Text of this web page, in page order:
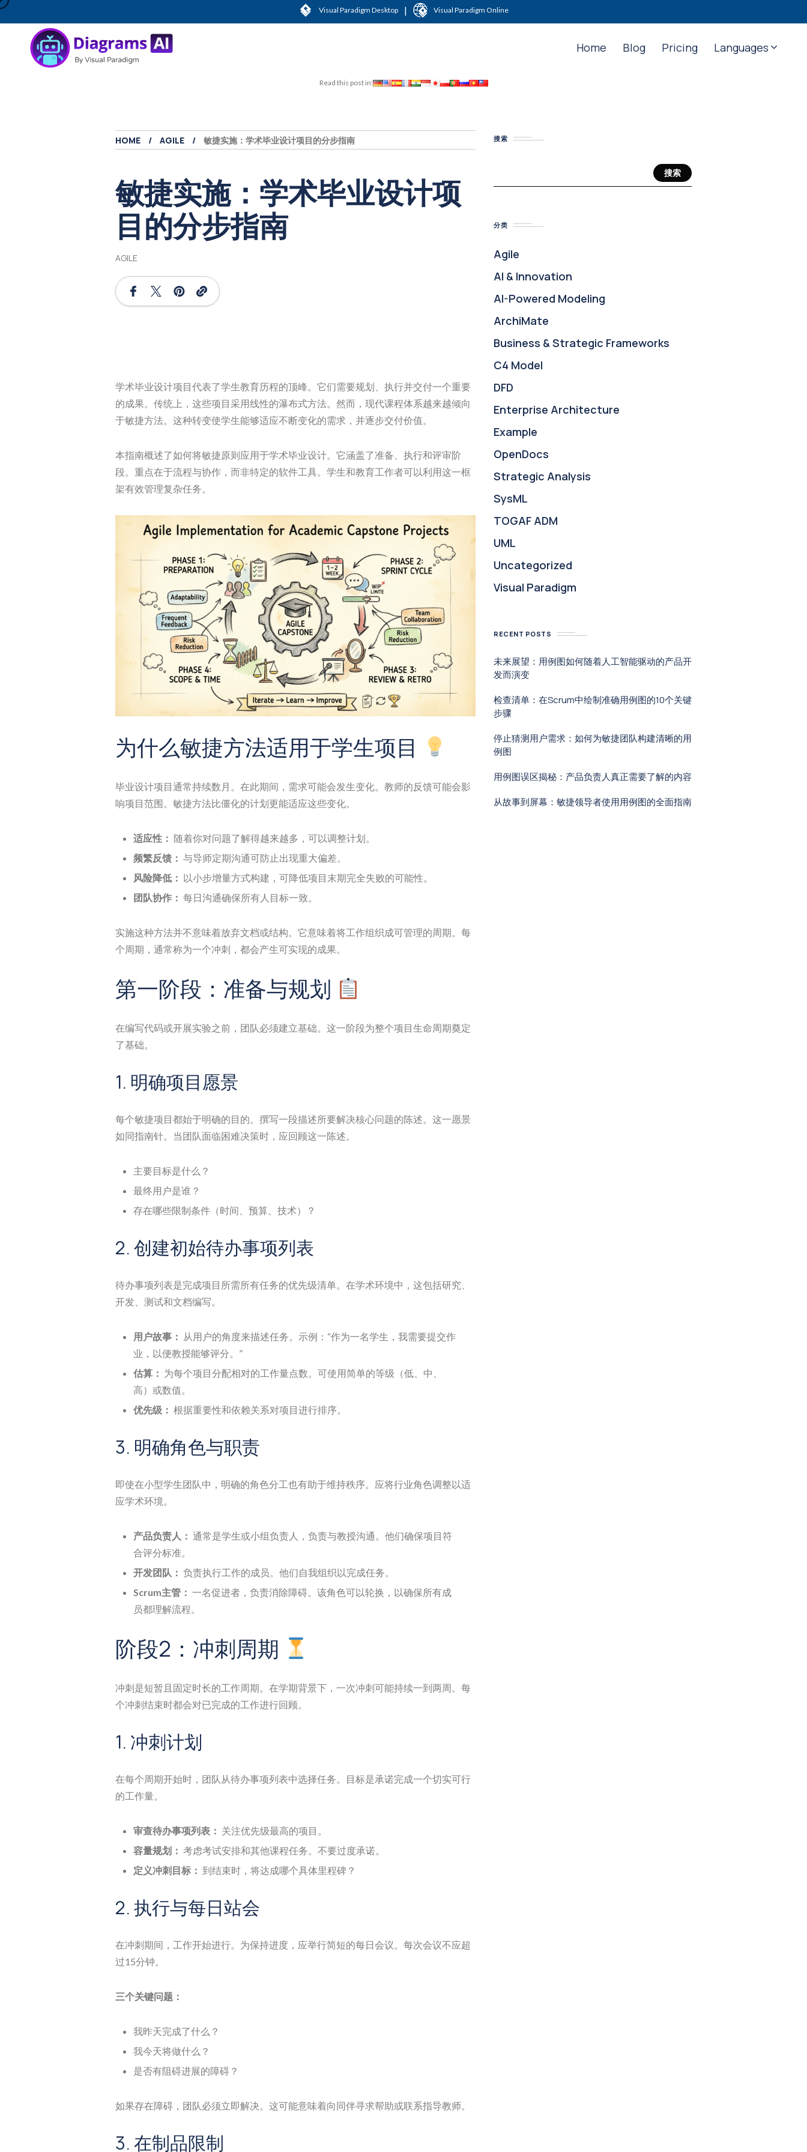
Visual Paradigm Desktop | Visual Paradigm Online
Home Blog Pricing Languages
Read this post in:
HOME AGILE 敏捷实施：学术毕业设计项目的分步指南
敏捷实施：学术毕业设计项
目的分步指南
AGILE
学术毕业设计项目代表了学生教育历程的顶峰。它们需要规划、执行并交付一个重要
的成果。传统上，这些项目采用线性的瀑布式方法。然而，现代课程体系越来越倾向
于敏捷方法。这种转变使学生能够适应不断变化的需求，并逐步交付价值。
本指南概述了如何将敏捷原则应用于学术毕业设计。它涵盖了准备、执行和评审阶
段。重点在于流程与协作，而非特定的软件工具。学生和教育工作者可以利用这一框
架有效管理复杂任务。
为什么敏捷方法适用于学生项目
毕业设计项目通常持续数月。在此期间，需求可能会发生变化。教师的反馈可能会影
响项目范围。敏捷方法比僵化的计划更能适应这些变化。
适应性： 随着你对问题了解得越来越多，可以调整计划。
频繁反馈： 与导师定期沟通可防止出现重大偏差。
风险降低： 以小步增量方式构建，可降低项目末期完全失败的可能性。
团队协作： 每日沟通确保所有人目标一致。
实施这种方法并不意味着放弃文档或结构。它意味着将工作组织成可管理的周期。每
个周期，通常称为一个冲刺，都会产生可实现的成果。
第一阶段：准备与规划
在编写代码或开展实验之前，团队必须建立基础。这一阶段为整个项目生命周期奠定
了基础。
1. 明确项目愿景
每个敏捷项目都始于明确的目的。撰写一段描述所要解决核心问题的陈述。这一愿景
如同指南针。当团队面临困难决策时，应回顾这一陈述。
主要目标是什么？
最终用户是谁？
存在哪些限制条件（时间、预算、技术）？
2. 创建初始待办事项列表
待办事项列表是完成项目所需所有任务的优先级清单。在学术环境中，这包括研究、
开发、测试和文档编写。
用户故事： 从用户的角度来描述任务。示例：“作为一名学生，我需要提交作
业，以便教授能够评分。”
估算： 为每个项目分配相对的工作量点数。可使用简单的等级（低、中、
高）或数值。
优先级： 根据重要性和依赖关系对项目进行排序。
3. 明确角色与职责
即使在小型学生团队中，明确的角色分工也有助于维持秩序。应将行业角色调整以适
应学术环境。
产品负责人： 通常是学生或小组负责人，负责与教授沟通。他们确保项目符
合评分标准。
开发团队： 负责执行工作的成员。他们自我组织以完成任务。
Scrum主管： 一名促进者，负责消除障碍。该角色可以轮换，以确保所有成
员都理解流程。
阶段2：冲刺周期
冲刺是短暂且固定时长的工作周期。在学期背景下，一次冲刺可能持续一到两周。每
个冲刺结束时都会对已完成的工作进行回顾。
1. 冲刺计划
在每个周期开始时，团队从待办事项列表中选择任务。目标是承诺完成一个切实可行
的工作量。
审查待办事项列表： 关注优先级最高的项目。
容量规划： 考虑考试安排和其他课程任务。不要过度承诺。
定义冲刺目标： 到结束时，将达成哪个具体里程碑？
2. 执行与每日站会
在冲刺期间，工作开始进行。为保持进度，应举行简短的每日会议。每次会议不应超
过15分钟。
三个关键问题：
我昨天完成了什么？
我今天将做什么？
是否有阻碍进展的障碍？
如果存在障碍，团队必须立即解决。这可能意味着向同伴寻求帮助或联系指导教师。
3. 在制品限制
搜索
搜索
分类
Agile
AI & Innovation
AI-Powered Modeling
ArchiMate
Business & Strategic Frameworks
C4 Model
DFD
Enterprise Architecture
Example
OpenDocs
Strategic Analysis
SysML
TOGAF ADM
UML
Uncategorized
Visual Paradigm
RECENT POSTS
未来展望：用例图如何随着人工智能驱动的产品开
发而演变
检查清单：在Scrum中绘制准确用例图的10个关键
步骤
停止猜测用户需求：如何为敏捷团队构建清晰的用
例图
用例图误区揭秘：产品负责人真正需要了解的内容
从故事到屏幕：敏捷领导者使用用例图的全面指南